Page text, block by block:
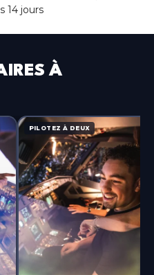
14 jours
À
PILOTEZ À DEUX